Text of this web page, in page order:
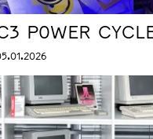
P0WER